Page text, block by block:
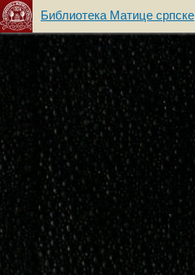
Библиотека Матице српске